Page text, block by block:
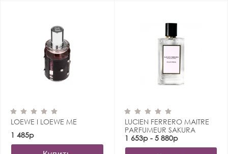
LOEWE I LOEWE ME
1 485р
LUCIEN FERRERO MAITRE
PARFUMEUR SAKURA
IMPERIAL
1 653р - 5 880р